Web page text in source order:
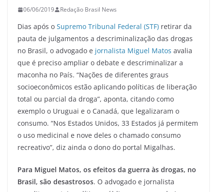
06/06/2019 Redação Brasil News
Dias após o Supremo Tribunal Federal (STF) retirar da
pauta de julgamentos a descriminalização das drogas
no Brasil, o advogado e jornalista Miguel Matos avalia
que é preciso ampliar o debate e descriminalizar a
maconha no País. “Nações de diferentes graus
socioeconômicos estão aplicando políticas de liberação
total ou parcial da droga”, aponta, citando como
exemplo o Uruguai e o Canadá, que legalizaram o
consumo. “Nos Estados Unidos, 33 Estados já permitem
o uso medicinal e nove deles o chamado consumo
recreativo”, diz ainda o dono do portal Migalhas.
Para Miguel Matos, os efeitos da guerra às drogas, no
Brasil, são desastrosos. O advogado e jornalista